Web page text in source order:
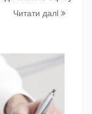
Читати далi